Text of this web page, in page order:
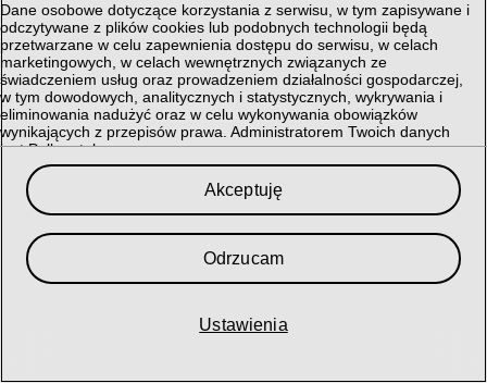
Dane osobowe dotyczące korzystania z serwisu, w tym zapisywane i
odczytywane z plików cookies lub podobnych technologii będą
przetwarzane w celu zapewnienia dostępu do serwisu, w celach
marketingowych, w celach wewnętrznych związanych ze
świadczeniem usług oraz prowadzeniem działalności gospodarczej,
w tym dowodowych, analitycznych i statystycznych, wykrywania i
eliminowania nadużyć oraz w celu wykonywania obowiązków
wynikających z przepisów prawa. Administratorem Twoich danych
jest Polkomtel sp. z o.o.
Przysługuje Ci prawo do dostępu do danych, ich usunięcia,
ograniczenia przetwarzania, przenoszenia, sprzeciwu, sprostowania
oraz cofnięcia zgód w każdym czasie, o ile stanowiły podstawę
przetwarzania.
Szczegółowe informacje dotyczące przetwarzania danych oraz
przysługujących Ci uprawnień, informacje dotyczące plików cookies
ustawieniami prywatności, znajdują się wPolityce Prywatności
Akceptuję
Odrzucam
Ustawienia